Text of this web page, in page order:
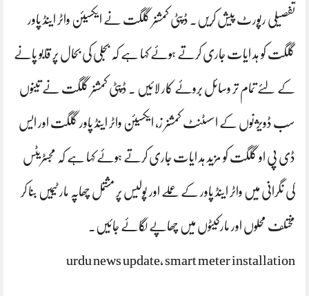
تفصیلی رپورٹ پیش کریں۔ ڈپٹی کمشنر گلگت نے ایکسیئن واٹر اینڈ پاور
گلگت کو ہد ایات جاری کرتے ہوئے کہا ہے کہ بجلی کی بحال پر قابو پانے
کے لئے تمام تر وسائل بروئے کار لائیں ۔ ڈپٹی کمشنر گلگت نے تینوں
سب ڈویژنوں کے اسسٹنٹ کمشنر ز، ایکسیئن واٹر اینڈ پاور گلگت اور ایس
ڈی پی او گلگت کو مزید ہد ایات جاری کرتے ہوئے کہا ہے کہ مجسٹریٹس
کی نگرانی میں واٹر اینڈ پاور کے عملے اور پولیس پر مشتمل چھاپہ مار ٹیمیں بنا کر
مختلف محلوں اور مارکیٹوں میں چھاپے لگائے جائیں۔
urdu news update, smart meter installation